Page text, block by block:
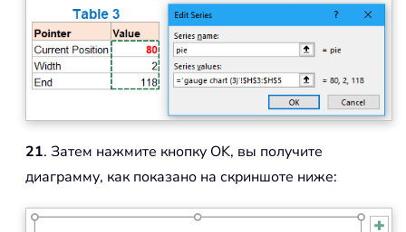
21. Затем нажмите кнопку OK, вы получите
диаграмму, как показано на скриншоте ниже: